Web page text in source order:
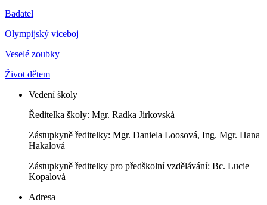
Badatel
Olympijský viceboj
Veselé zoubky
Život dětem
Vedení školy
Ředitelka školy: Mgr. Radka Jirkovská
Zástupkyně ředitelky: Mgr. Daniela Loosová, Ing. Mgr. Hana
Hakalová
Zástupkyně ředitelky pro předškolní vzdělávání: Bc. Lucie
Kopalová
Adresa